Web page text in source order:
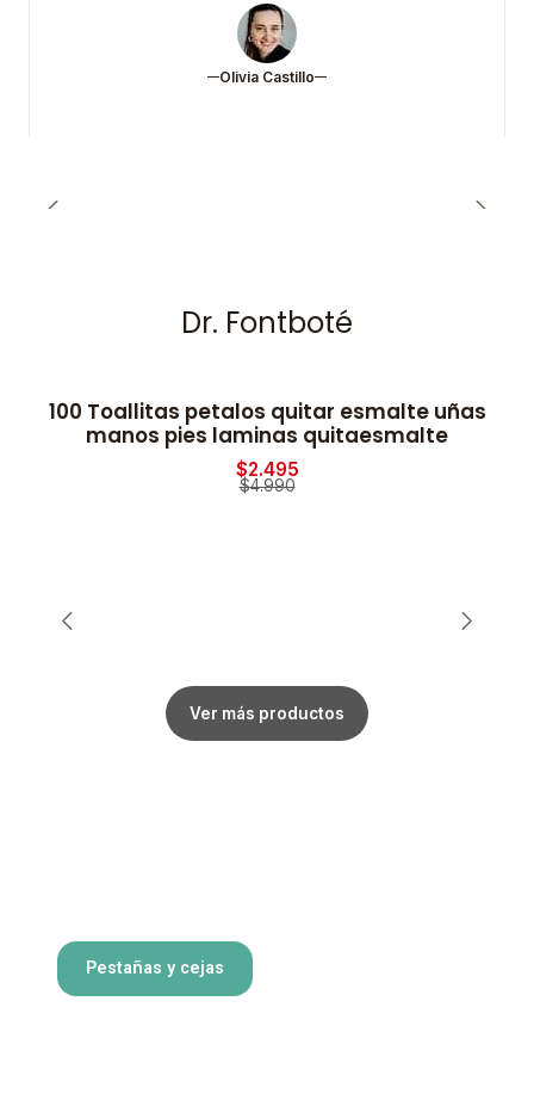
Olivia Castillo
Dr. Fontboté
-50% OFF
100 Toallitas petalos quitar esmalte uñas
manos pies laminas quitaesmalte
$2.495
$4.990
Ver más productos
Pestañas y cejas